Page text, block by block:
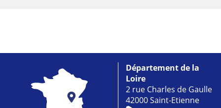
Département de la
Loire
2 rue Charles de Gaulle
42000 Saint-Etienne